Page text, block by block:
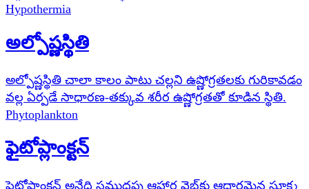
Hypothermia
అల్పోష్ణస్థితి
అల్పోష్ణస్థితి చాలా కాలం పాటు చల్లని ఉష్ణోగ్రతలకు గురికావడం
వల్ల ఏర్పడే సాధారణ-తక్కువ శరీర ఉష్ణోగ్రతతో కూడిన స్థితి.
Phytoplankton
ఫైటోప్లాంక్టన్
ఫైటోప్లాంక్టన్ అనేది సముద్రపు ఆహార వెబ్‌కు ఆధారమైన సూక్ష్మ